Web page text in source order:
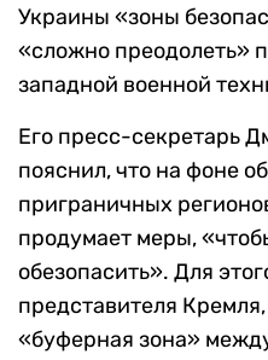
Украины «зоны
«сложно преодолеть»
западной военной
Его пресс-секретарь
пояснил, что на фоне
приграничных
продумает меры,
обезопасить». Для
представителя
«буферная зона»